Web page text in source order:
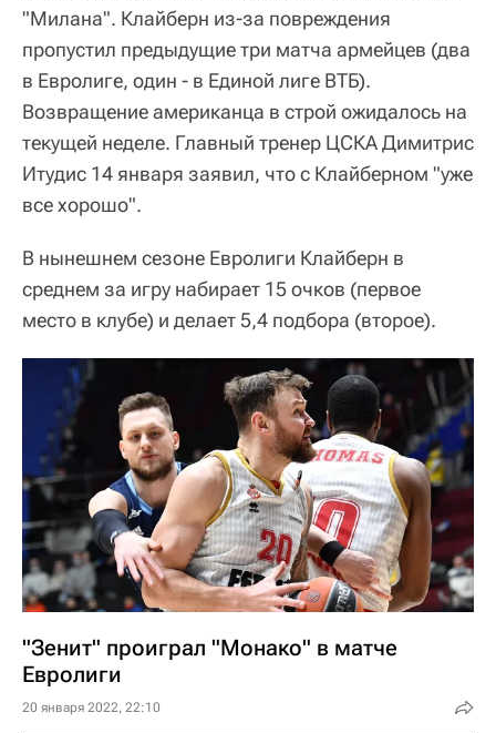
"Милана". Клайберн из-за повреждения
пропустил предыдущие три матча армейцев (два
в Евролиге, один - в Единой лиге ВТБ).
Возвращение американца в строй ожидалось на
текущей неделе. Главный тренер ЦСКА Димитрис
Итудис 14 января заявил, что с Клайберном "уже
все хорошо".
В нынешнем сезоне Евролиги Клайберн в
среднем за игру набирает 15 очков (первое
место в клубе) и делает 5,4 подбора (второе).
"Зенит" проиграл "Монако" в матче
Евролиги
20 января 2022, 22:10